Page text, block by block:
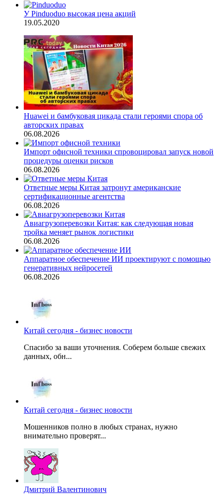
У Pinduoduo высокая цена акций
19.05.2020
Huawei и бамбуковая цикада стали героями спора об
авторских правах
06.08.2026
Импорт офисной техники спровоцировал запуск новой
процедуры оценки рисков
06.08.2026
Ответные меры Китая затронут американские
сертификационные агентства
06.08.2026
Авиагрузоперевозки Китая: как следующая новая
тройка меняет рынок логистики
06.08.2026
Аппаратное обеспечение ИИ проектируют с помощью
генеративных нейросетей
06.08.2026
Китай сегодня - бизнес новости
Спасибо за ваши уточнения. Соберем больше свежих
данных, обн...
Китай сегодня - бизнес новости
Мошенников полно в любых странах, нужно
внимательно проверят...
Дмитрий Валентинович